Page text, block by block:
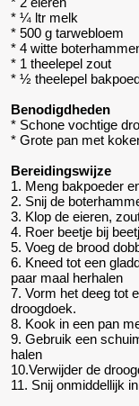
* ¼ ltr melk
* 500 g tarwebloem
* 4 witte
* 1 theelepel zout
* ½ theelepel
Benodigdheden
* Schone vochtige
* Grote pan met
Bereidingswijze
1. Meng bakpoeder
2. Snij de
3. Klop de eieren,
4. Roer beetje bij
5. Voeg de brood
6. Kneed tot een
paar maal herhalen
7. Vorm het deeg tot
droogdoek.
8. Kook in een pan
9. Gebruik een
halen
10.Verwijder de
11. Snij onmiddellijk